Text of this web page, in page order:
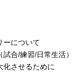
ーについて
合/練習/日常生活）
化させるために